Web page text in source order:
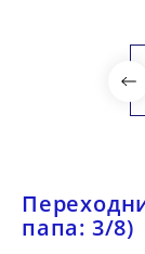
папа: 3/8)